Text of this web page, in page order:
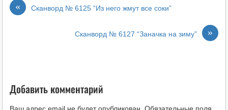
« Сканворд № 6125 “Из него жмут все соки”
»
Сканворд № 6127 “Заначка на зиму”
Добавить комментарий